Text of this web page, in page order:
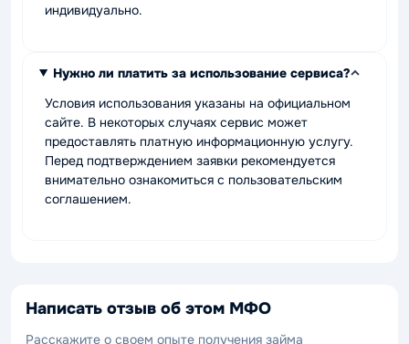
индивидуально.
Нужно ли платить за использование сервиса?
Условия использования указаны на официальном
сайте. В некоторых случаях сервис может
предоставлять платную информационную услугу.
Перед подтверждением заявки рекомендуется
внимательно ознакомиться с пользовательским
соглашением.
Написать отзыв об этом МФО
Расскажите о своем опыте получения займа